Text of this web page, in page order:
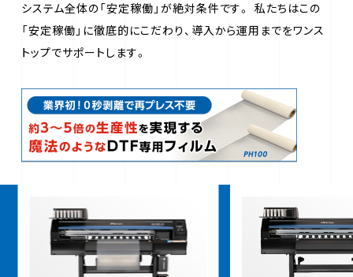
システム全体の「安定稼働」が絶対条件です。
私たちはこの
「安定稼働」に徹底的にこだわり、導入から運用までをワンス
トップでサポートします。